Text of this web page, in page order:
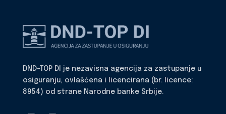
DND-TOP DI je nezavisna agencija za zastupanje u
osiguranju, ovlašćena i licencirana (br. licence:
8954) od strane Narodne banke Srbije.